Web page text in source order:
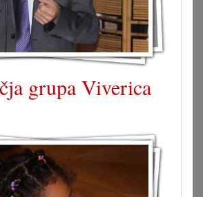
grupa Viverica